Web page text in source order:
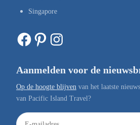
Singapore
Facebook Pinterest Instagram
Aanmelden voor de
Op de hoogte blijven van het laatste
van Pacific Island Travel?
E